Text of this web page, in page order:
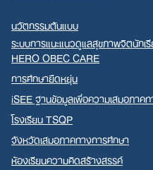
นวัตกรรมต้นแบบ
ระบบการแนะแนวดูแลสุขภาพจิตนักเ
HERO OBEC CARE
การศึกษายืดหยุ่น
iSEE ฐานข้อมูลเพื่อความเสมอภาค
โรงเรียน TSQP
จังหวัดเสมอภาคทางการศึกษา
ห้องเรียนความคิดสร้างสรรค์